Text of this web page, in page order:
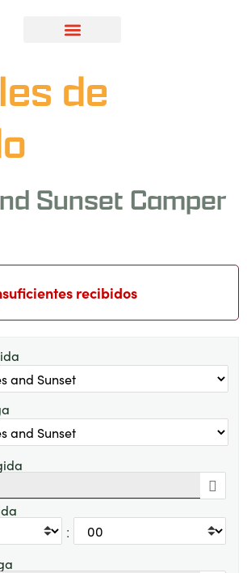
de
Sunset Camper
recibidos
: